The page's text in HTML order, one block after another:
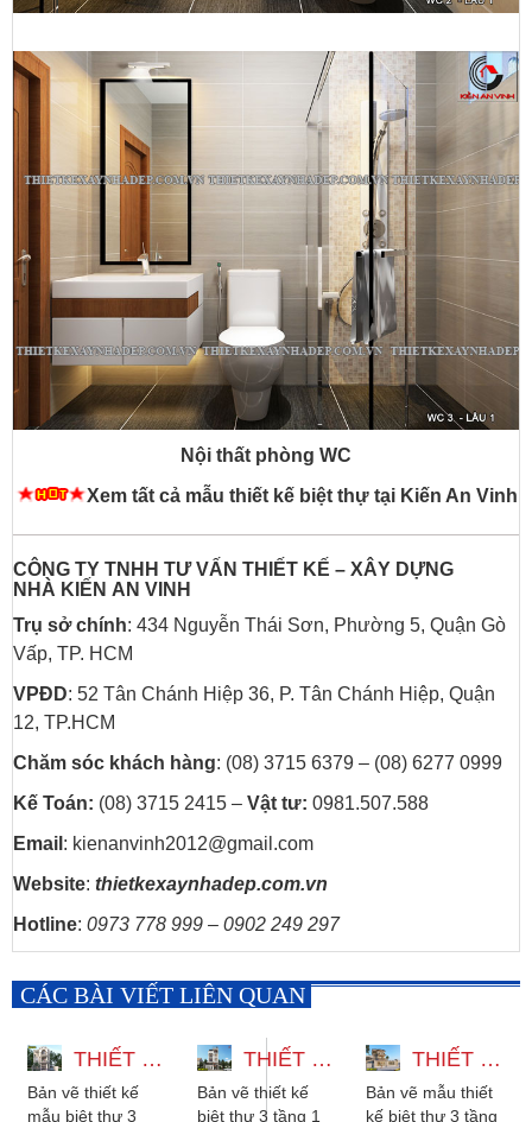
Nội thất phòng WC
Xem tất cả mẫu thiết kế biệt thự tại Kiến An Vinh
CÔNG TY TNHH TƯ VẤN THIẾT KẾ – XÂY DỰNG
NHÀ KIẾN AN VINH
Trụ sở chính: 434 Nguyễn Thái Sơn, Phường 5, Quận Gò
Vấp, TP. HCM
VPĐD: 52 Tân Chánh Hiệp 36, P. Tân Chánh Hiệp, Quận
12, TP.HCM
Chăm sóc khách hàng: (08) 3715 6379 – (08) 6277 0999
Kế Toán: (08) 3715 2415 – Vật tư: 0981.507.588
Email : kienanvinh2012@gmail.com
Website: thietkexaynhadep.com.vn
Hotline: 0973 778 999 – 0902 249 297
CÁC BÀI VIẾT LIÊN QUAN
THIẾT KẾ MẪU BIỆT THỰ 3 TẦNG CÓ THANG MÁY 12X22M
Bản vẽ thiết kế
mẫu biệt thự 3
THIẾT KẾ BIỆT THỰ 3 TẦNG 1 TUM HIỆN ĐẠI CÓ THANG MÁY VÀ HẦM
Bản vẽ thiết kế
biệt thự 3 tầng 1
THIẾT KẾ BIỆT THỰ 3 TẦNG 2 MẶT TIỀN - 5 PHÒNG NGỦ MÁI NHẬT
Bản vẽ mẫu thiết
kế biệt thự 3 tầng